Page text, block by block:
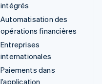
intégrés
Automatisation des
opérations financières
Entreprises
internationales
Paiements dans
l’application